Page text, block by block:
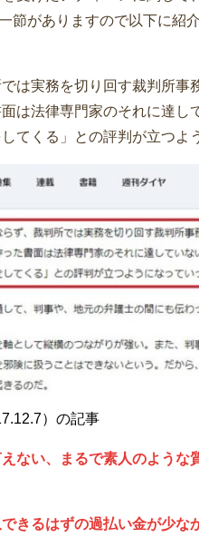
節がありますので以下に紹
は実務を切り回す裁判所
は法律専門家のそれに達し
てくる」との評判が立つよ
）の記事
ない、まるで素人のような
きるはずの過払い金が少な